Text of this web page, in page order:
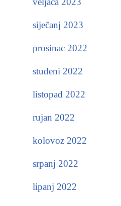
siječanj 2023
prosinac 2022
studeni 2022
listopad 2022
rujan 2022
kolovoz 2022
srpanj 2022
lipanj 2022